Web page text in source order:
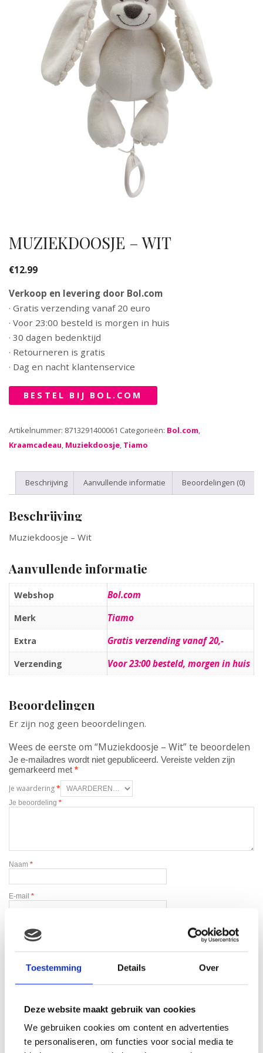
Toestemming Details Over
Deze website maakt gebruik van cookies
We gebruiken cookies om content en advertenties
te personaliseren, om functies voor social media te
MUZIEKDOOSJE – WIT
€12.99
Verkoop en levering door Bol.com
· Gratis verzending vanaf 20 euro
· Voor 23:00 besteld is morgen in huis
· 30 dagen bedenktijd
· Retourneren is gratis
· Dag en nacht klantenservice
BESTEL BIJ BOL.COM
Artikelnummer: 8713291400061 Categorieën: Bol.com,
Kraamcadeau, Muziekdoosje, Tiamo
Beschrijving Aanvullende informatie Beoordelingen (0)
Beschrijving
Muziekdoosje – Wit
Aanvullende informatie
Webshop Bol.com
Merk Tiamo
Extra Gratis verzending vanaf 20,-
Verzending Voor 23:00 besteld, morgen in huis
Beoordelingen
Er zijn nog geen beoordelingen.
Wees de eerste om “Muziekdoosje – Wit” te beoordelen
Je e-mailadres wordt niet gepubliceerd. Vereiste velden zijn
gemarkeerd met *
Je waardering*
Je beoordeling *
Naam *
E-mail *